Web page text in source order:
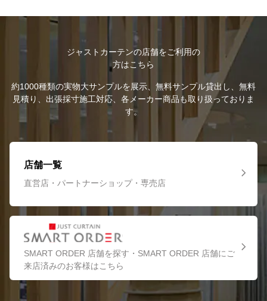
ジャストカーテンの店舗をご利用の
方はこちら
約1000種類の実物大サンプルを展示、無料サンプル貸出し、無料
見積り、出張採寸施工対応、各メーカー商品も取り扱っておりま
す。
店舗一覧
直営店・パートナーショップ・専売店
SMART ORDER 店舗を探す・SMART ORDER 店舗にご
来店済みのお客様はこちら